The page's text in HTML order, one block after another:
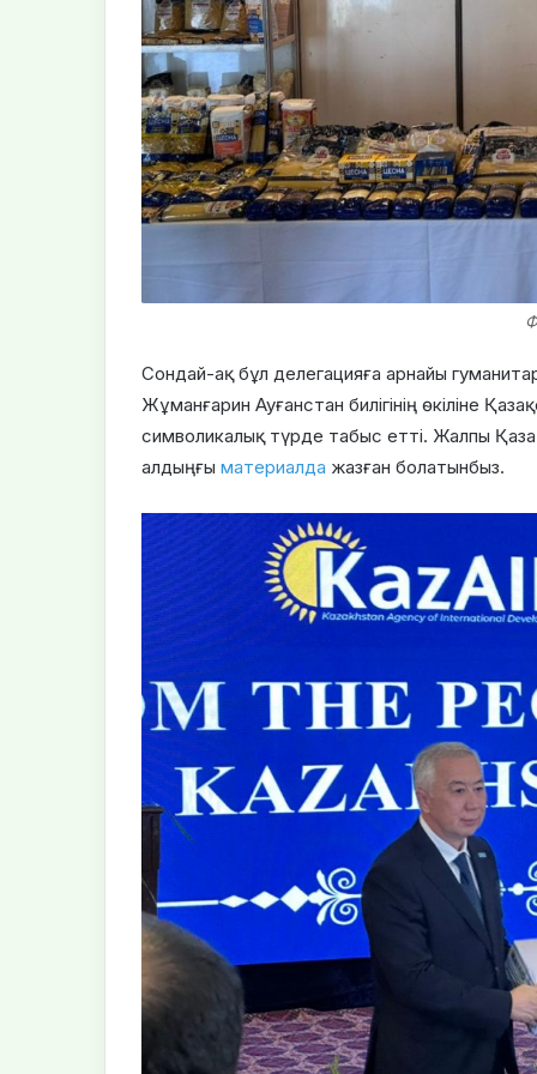
Сондай-ақ бұл делегацияға арнайы
Жұманғарин Ауғанстан билігінің өкіліне
символикалық түрде табыс етті. Жалпы
алдыңғы материалда жазған болатынбыз.